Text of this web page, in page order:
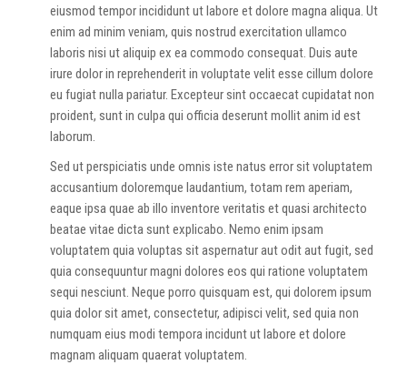
eiusmod tempor incididunt ut labore et dolore magna aliqua. Ut
enim ad minim veniam, quis nostrud exercitation ullamco
laboris nisi ut aliquip ex ea commodo consequat. Duis aute
irure dolor in reprehenderit in voluptate velit esse cillum dolore
eu fugiat nulla pariatur. Excepteur sint occaecat cupidatat non
proident, sunt in culpa qui officia deserunt mollit anim id est
laborum.
Sed ut perspiciatis unde omnis iste natus error sit voluptatem
accusantium doloremque laudantium, totam rem aperiam,
eaque ipsa quae ab illo inventore veritatis et quasi architecto
beatae vitae dicta sunt explicabo. Nemo enim ipsam
voluptatem quia voluptas sit aspernatur aut odit aut fugit, sed
quia consequuntur magni dolores eos qui ratione voluptatem
sequi nesciunt. Neque porro quisquam est, qui dolorem ipsum
quia dolor sit amet, consectetur, adipisci velit, sed quia non
numquam eius modi tempora incidunt ut labore et dolore
magnam aliquam quaerat voluptatem.